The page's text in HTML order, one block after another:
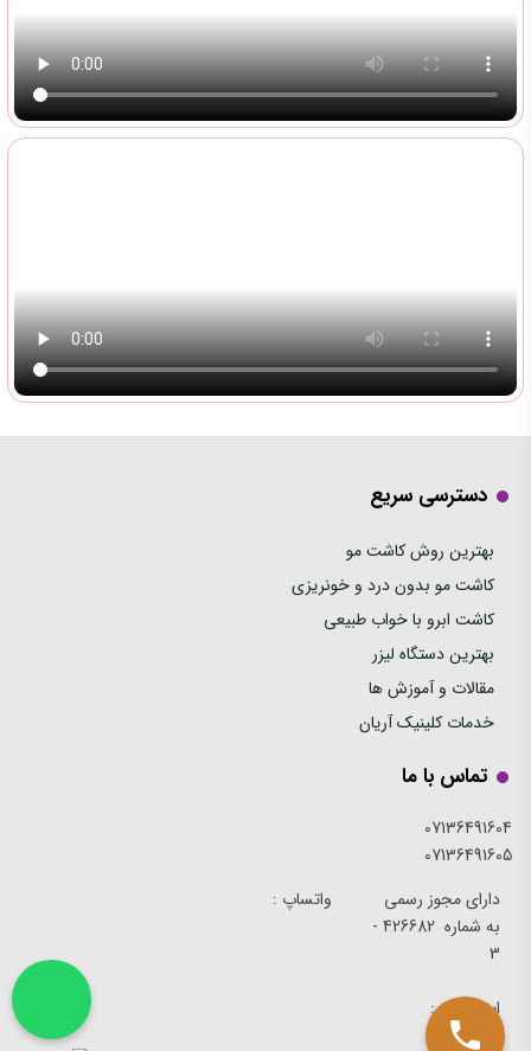
دسترسی سریع
بهترین روش کاشت مو
کاشت مو بدون درد و خونریزی
کاشت ابرو با خواب طبیعی
بهترین دستگاه لیزر
مقالات و آموزش ها
خدمات کلینیک آریان
تماس با ما
07136491604
07136491605
دارای مجوز رسمی
به شماره 426682 -
3
واتساپ :
اینستاگرام: